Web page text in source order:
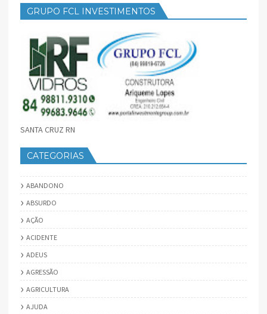
GRUPO FCL INVESTIMENTOS
SANTA CRUZ RN
CATEGORIAS
ABANDONO
ABSURDO
AÇÃO
ACIDENTE
ADEUS
AGRESSÃO
AGRICULTURA
AJUDA